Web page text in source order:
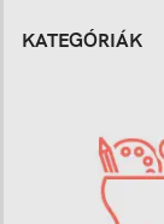
KATEGÓRIÁK